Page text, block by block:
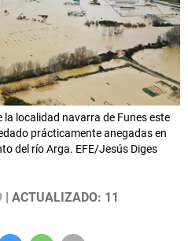
la localidad navarra de Funes este
prácticamente anegadas en
del río Arga. EFE/Jesús Diges
| ACTUALIZADO: 11